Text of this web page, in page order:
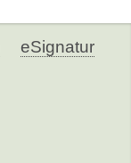
eSignatur